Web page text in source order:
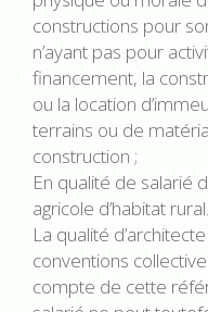
constructions pour
n’ayant pas pour
financement, la
ou la location
terrains ou de
construction ;
En qualité de salarié
agricole d’habitat rural.
La qualité
conventions
compte de cette